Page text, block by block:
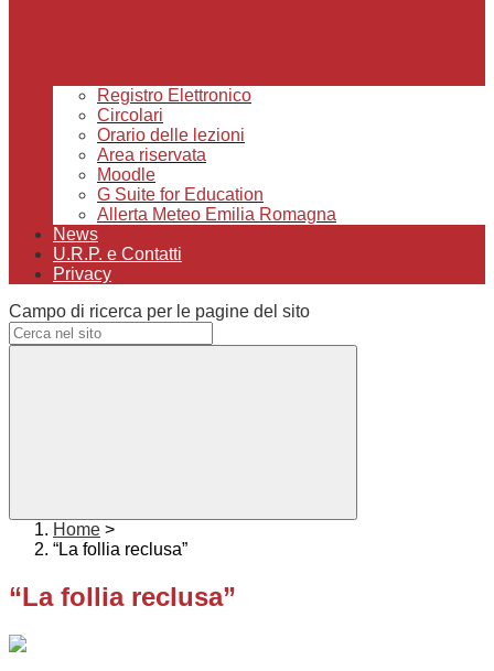
Registro Elettronico
Circolari
Orario delle lezioni
Area riservata
Moodle
G Suite for Education
Allerta Meteo Emilia Romagna
News
U.R.P. e Contatti
Privacy
Campo di ricerca per le pagine del sito
Home >
“La follia reclusa”
“La follia reclusa”